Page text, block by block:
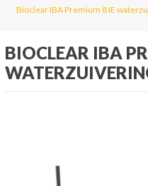
Bioclear IBA Premium 8 IE
BIOCLEAR IBA